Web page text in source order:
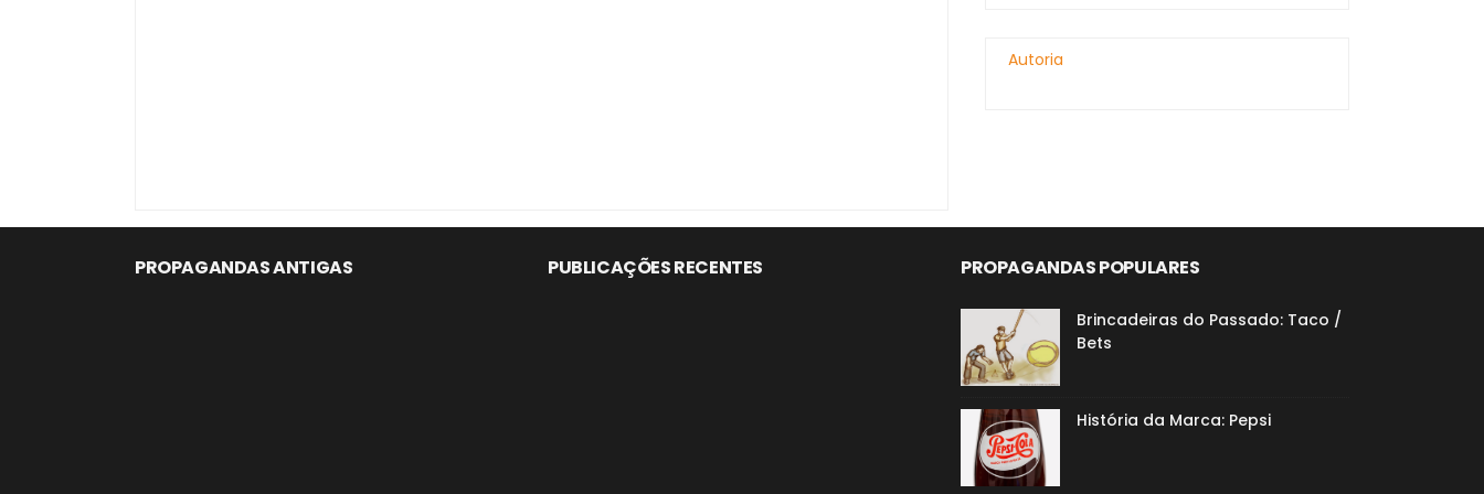
Autoria
PROPAGANDAS ANTIGAS PUBLICAÇÕES RECENTES PROPAGANDAS POPULARES
Brincadeiras do Passado: Taco /
Bets
História da Marca: Pepsi